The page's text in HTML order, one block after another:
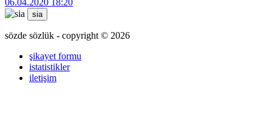
sia
sözde sözlük - copyright © 2026
şikayet formu
istatistikler
iletişim